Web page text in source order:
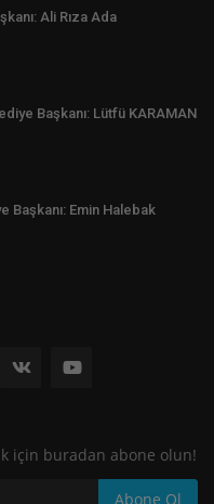
Ali Rıza Ada
Başkanı: Lütfü KARAMAN
Başkanı: Emin Halebak
için buradan abone olun!
Abone Ol